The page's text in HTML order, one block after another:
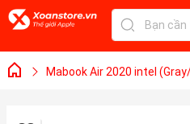
Mabook Air 2020 intel